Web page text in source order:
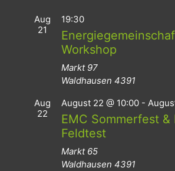
Aug
21
19:30
Workshop
Markt 97
Waldhausen 4391
Aug
22
August 22 @ 10:00 -
EMC Sommerfest &
Feldtest
Markt 65
Waldhausen 4391